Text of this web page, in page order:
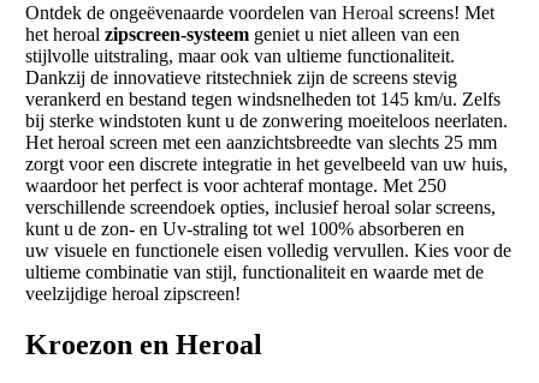
Ontdek de ongeëvenaarde voordelen van Heroal screens! Met
het heroal zipscreen-systeemgeniet u niet alleen van een
stijlvolle uitstraling, maar ook van ultieme functionaliteit.
Dankzij de innovatieve ritstechniek zijn de screens stevig
verankerd en bestand tegen windsnelheden tot 145 km/u. Zelfs
bij sterke windstoten kunt u de zonwering moeiteloos neerlaten.
Het heroal screen met een aanzichtsbreedte van slechts 25 mm
zorgt voor een discrete integratie in het gevelbeeld van uw huis,
waardoor het perfect is voor achteraf montage. Met 250
verschillende screendoek opties, inclusief heroal solar screens,
kunt u de zon- en Uv-straling tot wel 100% absorberen en
uw visuele en functionele eisen volledig vervullen. Kies voor de
ultieme combinatie van stijl, functionaliteit en waarde met de
veelzijdige heroal zipscreen!
Kroezon en Heroal